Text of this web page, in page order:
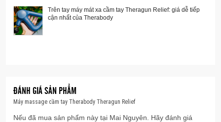
Súng massage Theragun Relief vô cùng dễ sử dụng
vì bạn có thể điều khiển nó chỉ với một nút bấm. Đây
Trên tay máy mát xa cầm tay Theragun Relief: giá dễ tiếp
cận nhất của Therabody
ĐÁNH GIÁ SẢN PHẨM
Máy massage cầm tay Therabody Theragun Relief
Nếu đã mua sản phẩm này tại Mai Nguyên. Hãy đánh giá